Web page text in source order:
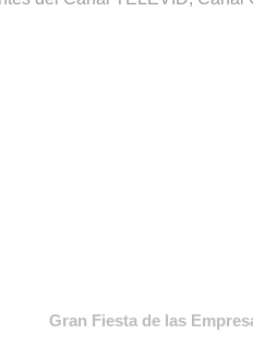
Gran Fiesta de las